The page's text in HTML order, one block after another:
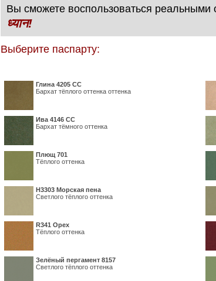
Вы сможете воспользоваться реальными
ध्यान!
Выберите паспарту:
Глина 4205 СС
Бархат тёплого оттенка оттенка
Ива 4146 СС
Бархат тёмного оттенка
Плющ 701
Тёплого оттенка
H3303 Морская пена
Светлого тёплого оттенка
R341 Орех
Тёплого оттенка
Зелёный пергамент 8157
Светлого тёплого оттенка